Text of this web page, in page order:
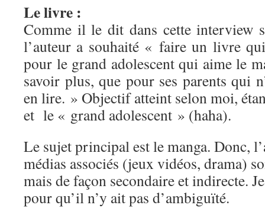
Le livre :
Comme il le dit dans cette
l’auteur a souhaité « faire un livre
pour le grand adolescent qui aime le
savoir plus, que pour ses parents qui
en lire. » Objectif atteint selon moi,
et le « grand adolescent » (haha).
Le sujet principal est le manga. Donc,
médias associés (jeux vidéos, drama)
mais de façon secondaire et indirecte.
pour qu’il n’y ait pas d’ambiguïté.